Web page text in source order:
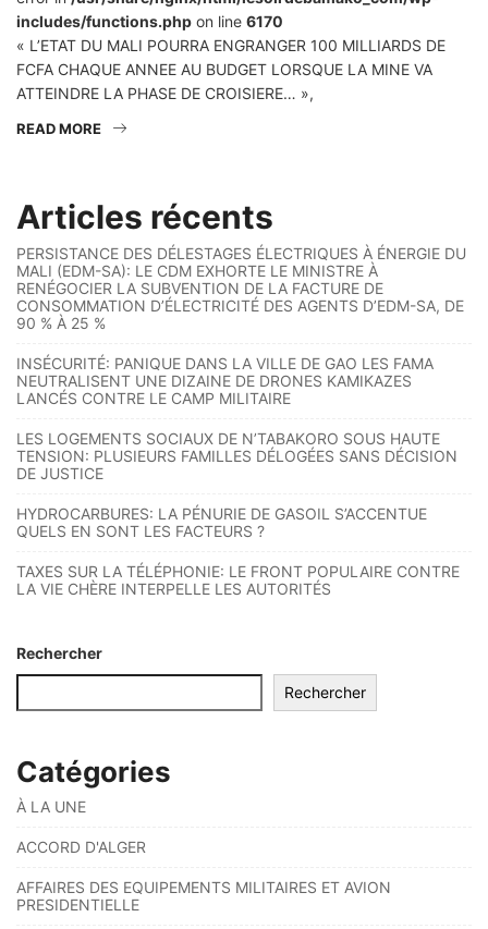
includes/functions.php on line 6170
« L’ETAT DU MALI POURRA ENGRANGER 100 MILLIARDS DE
FCFA CHAQUE ANNEE AU BUDGET LORSQUE LA MINE VA
ATTEINDRE LA PHASE DE CROISIERE… »,
READ MORE
Articles récents
PERSISTANCE DES DÉLESTAGES ÉLECTRIQUES À ÉNERGIE DU
MALI (EDM-SA): LE CDM EXHORTE LE MINISTRE À
RENÉGOCIER LA SUBVENTION DE LA FACTURE DE
CONSOMMATION D’ÉLECTRICITÉ DES AGENTS D’EDM-SA, DE
90 % À 25 %
INSÉCURITÉ: PANIQUE DANS LA VILLE DE GAO LES FAMA
NEUTRALISENT UNE DIZAINE DE DRONES KAMIKAZES
LANCÉS CONTRE LE CAMP MILITAIRE
LES LOGEMENTS SOCIAUX DE N’TABAKORO SOUS HAUTE
TENSION: PLUSIEURS FAMILLES DÉLOGÉES SANS DÉCISION
DE JUSTICE
HYDROCARBURES: LA PÉNURIE DE GASOIL S’ACCENTUE
QUELS EN SONT LES FACTEURS ?
TAXES SUR LA TÉLÉPHONIE: LE FRONT POPULAIRE CONTRE
LA VIE CHÈRE INTERPELLE LES AUTORITÉS
Rechercher
Rechercher
Catégories
À LA UNE
ACCORD D'ALGER
AFFAIRES DES EQUIPEMENTS MILITAIRES ET AVION
PRESIDENTIELLE